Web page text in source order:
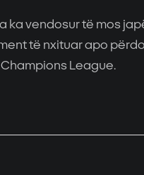
ka vendosur të mos
të nxituar apo
League.